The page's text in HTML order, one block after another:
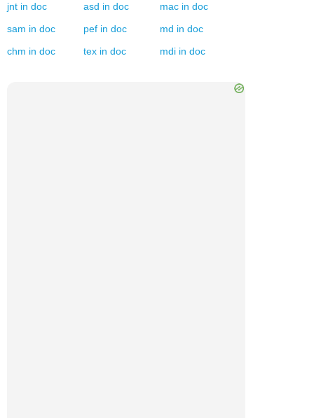
jnt in doc asd in doc mac in doc
sam in doc pef in doc md in doc
chm in doc tex in doc mdi in doc